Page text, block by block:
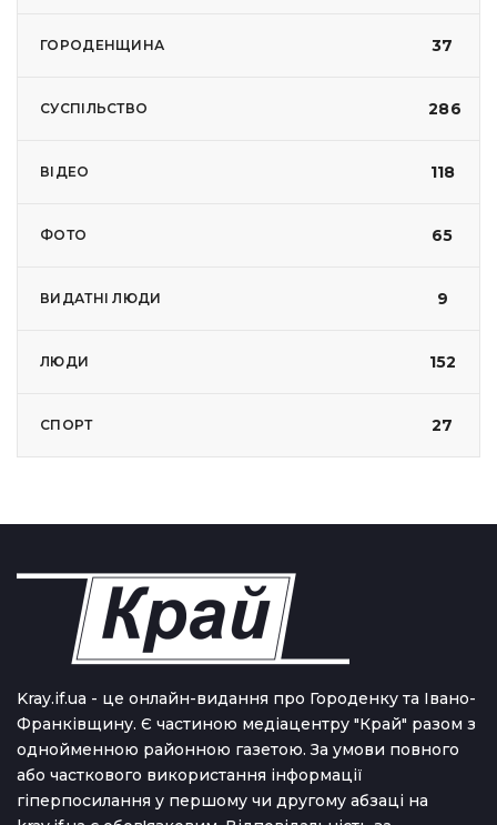
ГОРОДЕНЩИНА 37
СУСПІЛЬСТВО 286
ВІДЕО 118
ФОТО 65
ВИДАТНІ ЛЮДИ 9
ЛЮДИ 152
СПОРТ 27
Kray.if.ua - це онлайн-видання про Городенку та Івано-
Франківщину. Є частиною медіацентру "Край" разом з
однойменною районною газетою. За умови повного
або часткового використання iнформацiї
гіперпосилання у першому чи другому абзаці на